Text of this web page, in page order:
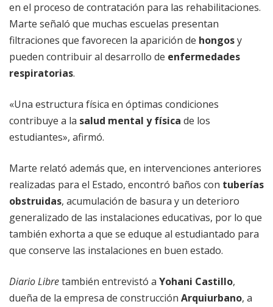
en el proceso de contratación para las rehabilitaciones.
Marte señaló que muchas escuelas presentan
filtraciones que favorecen la aparición de hongosy
pueden contribuir al desarrollo de enfermedades
respiratorias.
«Una estructura física en óptimas condiciones
contribuye a la salud mental y física de los
estudiantes», afirmó.
Marte relató además que, en intervenciones anteriores
realizadas para el Estado, encontró baños con tuberías
obstruidas, acumulación de basura y un deterioro
generalizado de las instalaciones educativas, por lo que
también exhorta a que se eduque al estudiantado para
que conserve las instalaciones en buen estado.
Diario Libretambién entrevistó a Yohani Castillo,
dueña de la empresa de construcción Arquiurbano, a